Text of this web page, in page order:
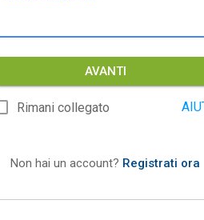
AVANTI
Rimani collegato
Non hai un account? Registrati ora